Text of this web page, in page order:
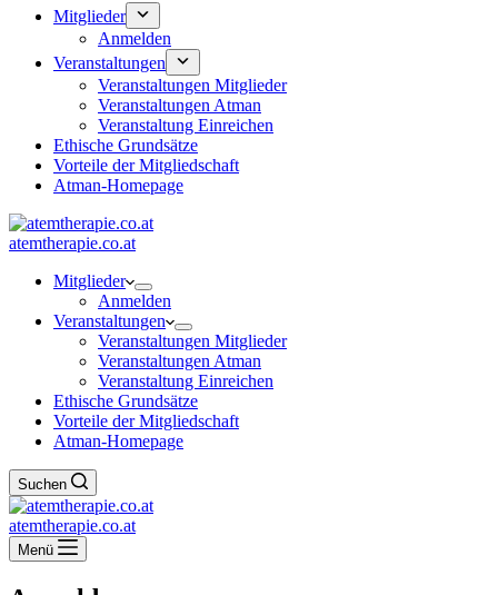
Mitglieder
Anmelden
Veranstaltungen
Veranstaltungen Mitglieder
Veranstaltungen Atman
Veranstaltung Einreichen
Ethische Grundsätze
Vorteile der Mitgliedschaft
Atman-Homepage
atemtherapie.co.at
Mitglieder
Anmelden
Veranstaltungen
Veranstaltungen Mitglieder
Veranstaltungen Atman
Veranstaltung Einreichen
Ethische Grundsätze
Vorteile der Mitgliedschaft
Atman-Homepage
Suchen
atemtherapie.co.at
Menü